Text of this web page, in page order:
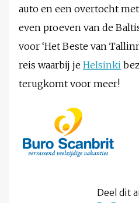
auto en een overtocht
even proeven van de
voor ‘Het Beste van
reis waarbij je Helsinki
terugkomt voor meer!
Deel dit